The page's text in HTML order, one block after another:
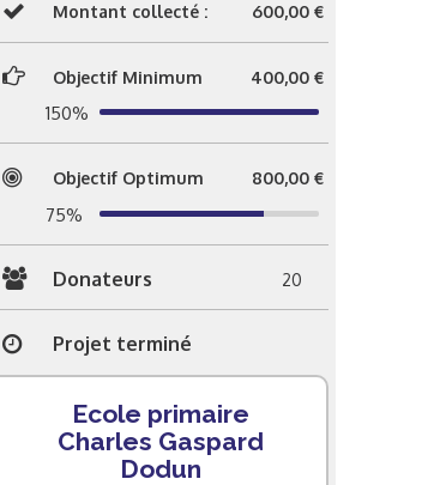
Montant collecté : 600,00 €
Objectif Minimum 400,00 €
150%
Objectif Optimum 800,00 €
75%
Donateurs 20
Projet terminé
Ecole primaire
Charles Gaspard
Dodun